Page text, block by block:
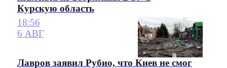
Курскую область
18:56
6 АВГ
Лавров заявил Рубио, что Киев не смог